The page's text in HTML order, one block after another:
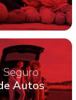
Seguro
Autos